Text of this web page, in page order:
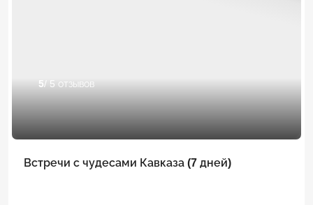
5/ 5 отзывов
Встречи с чудесами Кавказа (7 дней)